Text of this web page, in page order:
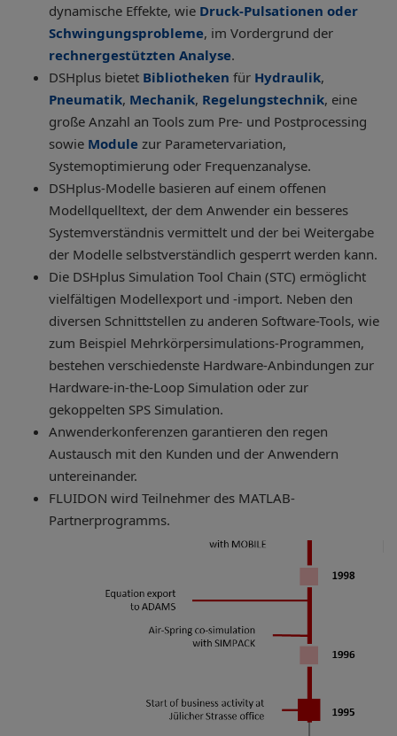
dynamische Effekte, wie Druck-Pulsationen oder
Schwingungsprobleme, im Vordergrund der
rechnergestützten Analyse.
DSHplus bietet Bibliotheken für Hydraulik,
Pneumatik, Mechanik, Regelungstechnik, eine
große Anzahl an Tools zum Pre- und Postprocessing
sowie Module zur Parametervariation,
Systemoptimierung oder Frequenzanalyse.
DSHplus-Modelle basieren auf einem offenen
Modellquelltext, der dem Anwender ein besseres
Systemverständnis vermittelt und der bei Weitergabe
der Modelle selbstverständlich gesperrt werden kann.
Die DSHplus Simulation Tool Chain (STC) ermöglicht
vielfältigen Modellexport und -import. Neben den
diversen Schnittstellen zu anderen Software-Tools, wie
zum Beispiel Mehrkörpersimulations-Programmen,
bestehen verschiedenste Hardware-Anbindungen zur
Hardware-in-the-Loop Simulation oder zur
gekoppelten SPS Simulation.
Anwenderkonferenzen garantieren den regen
Austausch mit den Kunden und der Anwendern
untereinander.
FLUIDON wird Teilnehmer des MATLAB-
Partnerprogramms.